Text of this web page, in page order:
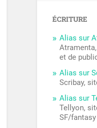
ÉCRITURE
Alias sur
et de
Alias sur
Scribay,
Alias sur
Tellyon,
SF/fantasy